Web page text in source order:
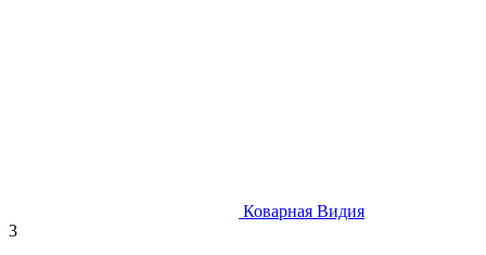
Коварная Видия
3